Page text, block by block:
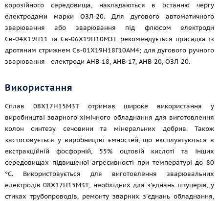
корозійного середовища, накладаються в останню чергу
електродами марки ОЗЛ-20. Для дугового автоматичного
зварювання або зварювання під флюсом електроди
Св-04Х19Н11 та Св-06Х19Н10МЗТ рекомендується присадка із
дротяним стрижнем Св-01Х19Н18Г10АМ4; для дугового ручного
зварювання - електроди АНВ-18, АНВ-17, АНВ-20, ОЗЛ-20.
Використання
Сплав 08Х17Н15М3Т отримав широке використання у
виробництві зварного хімічного обладнання для виготовлення
колон синтезу сечовини та мінеральних добрив. Також
застосовується у виробництві ємностей, що експлуатуються в
екстракційній фосфорній, 55% оцтовій кислоті та інших
середовищах підвищеної агресивності при температурі до 80
°C. Використовується для виготовлення зварювальних
електродів 08Х17Н15М3Т, необхідних для з'єднань штуцерів, у
стиках трубопроводів, ремонту зварних з'єднань обладнання,